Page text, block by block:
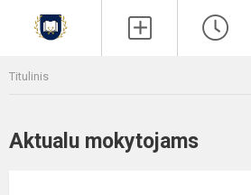
Titulinis
Aktualu mokytojams